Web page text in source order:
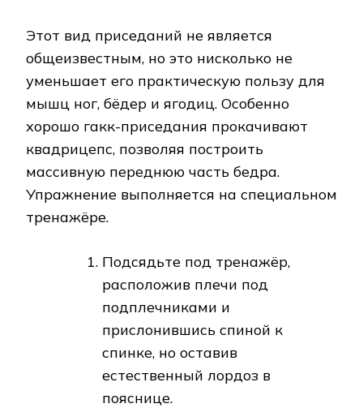
Этот вид приседаний не является
общеизвестным, но это нисколько не
уменьшает его практическую пользу для
мышц ног, бёдер и ягодиц. Особенно
хорошо гакк-приседания прокачивают
квадрицепс, позволяя построить
массивную переднюю часть бедра.
Упражнение выполняется на специальном
тренажёре.
Подсядьте под тренажёр,
расположив плечи под
подплечниками и
прислонившись спиной к
спинке, но оставив
естественный лордоз в
пояснице.